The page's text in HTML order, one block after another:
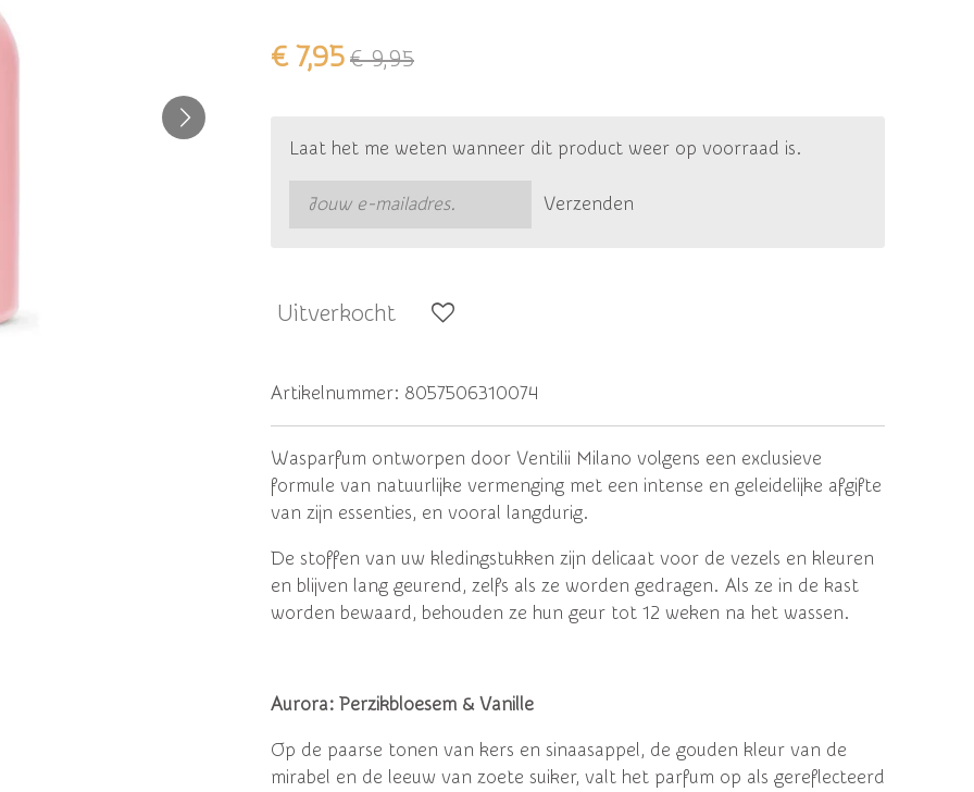
€ 7,95 € 9,95
Laat het me weten wanneer dit product weer op voorraad is.
Verzenden
Uitverkocht
Artikelnummer: 8057506310074
Wasparfum ontworpen door Ventilii Milano volgens een exclusieve
formule van natuurlijke vermenging met een intense en geleidelijke afgifte
van zijn essenties, en vooral langdurig.
De stoffen van uw kledingstukken zijn delicaat voor de vezels en kleuren
en blijven lang geurend, zelfs als ze worden gedragen. Als ze in de kast
worden bewaard, behouden ze hun geur tot 12 weken na het wassen.
Aurora: Perzikbloesem & Vanille
Op de paarse tonen van kers en sinaasappel, de gouden kleur van de
mirabel en de leeuw van zoete suiker, valt het parfum op als gereflecteerd